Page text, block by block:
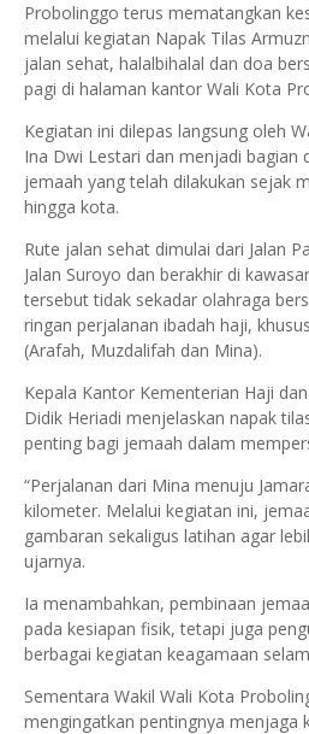
Probolinggo terus mematangkan
melalui kegiatan Napak Tilas
jalan sehat, halalbihalal dan doa
pagi di halaman kantor Wali Kota
Kegiatan ini dilepas langsung oleh
Ina Dwi Lestari dan menjadi bagian
jemaah yang telah dilakukan sejak
hingga kota.
Rute jalan sehat dimulai dari Jalan
Jalan Suroyo dan berakhir di
tersebut tidak sekadar olahraga
ringan perjalanan ibadah haji,
(Arafah, Muzdalifah dan Mina).
Kepala Kantor Kementerian Haji
Didik Heriadi menjelaskan napak
penting bagi jemaah dalam
“Perjalanan dari Mina menuju
kilometer. Melalui kegiatan ini,
gambaran sekaligus latihan agar
ujarnya.
Ia menambahkan, pembinaan
pada kesiapan fisik, tetapi juga
berbagai kegiatan keagamaan
Sementara Wakil Wali Kota
mengingatkan pentingnya menjaga